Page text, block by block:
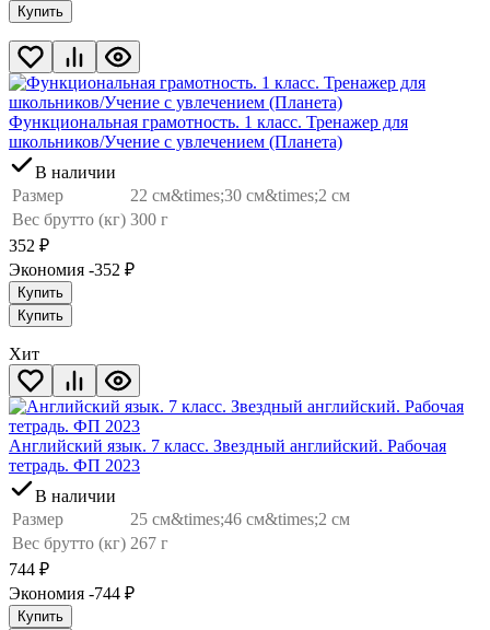
Купить
Функциональная грамотность. 1 класс. Тренажер для
школьников/Учение с увлечением (Планета)
В наличии
Размер
22 см&times;30 см&times;2 см
Вес брутто (кг) 300 г
352 ₽
Экономия -352 ₽
Купить
Купить
Хит
Английский язык. 7 класс. Звездный английский. Рабочая
тетрадь. ФП 2023
В наличии
Размер
25 см&times;46 см&times;2 см
Вес брутто (кг) 267 г
744 ₽
Экономия -744 ₽
Купить